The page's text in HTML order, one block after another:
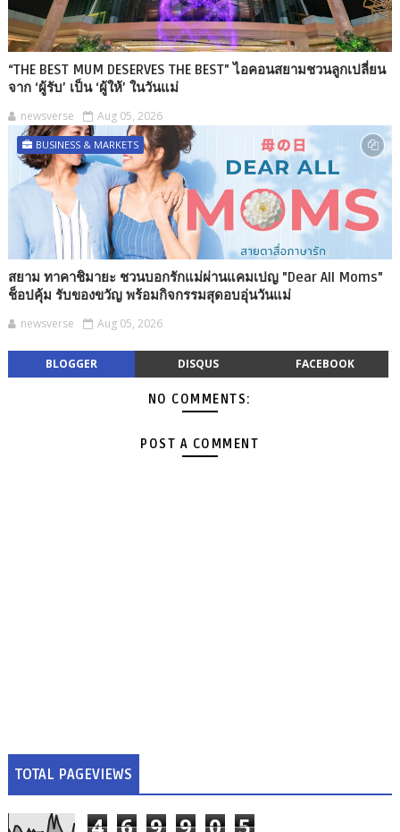
“THE BEST MUM DESERVES THE BEST” ไอคอนสยามชวนลูกเปลี่ยน
จาก ‘ผู้รับ’ เป็น ‘ผู้ให้’ ในวันแม่
newsverse Aug 05, 2026
BUSINESS & MARKETS
สยาม ทาคาชิมายะ ชวนบอกรักแม่ผ่านแคมเปญ "Dear All Moms"
ช็อปคุ้ม รับของขวัญ พร้อมกิจกรรมสุดอบอุ่นวันแม่
newsverse Aug 05, 2026
BLOGGER DISQUS FACEBOOK
NO COMMENTS:
POST A COMMENT
TOTAL PAGEVIEWS